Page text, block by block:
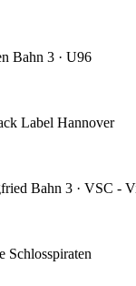
Bahn 3 · U96
Label Hannover
Bahn 3 · VSC -
Schlosspiraten